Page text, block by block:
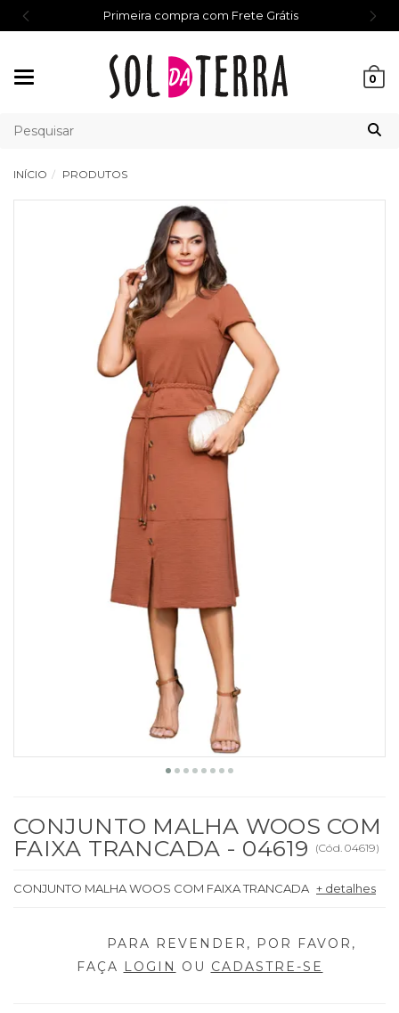
Primeira compra com Frete Grátis
0
INÍCIO PRODUTOS
CONJUNTO MALHA WOOS COM
FAIXA TRANCADA - 04619
(Cód.04619)
CONJUNTO MALHA WOOS COM FAIXA TRANCADA + detalhes
FAÇA LOGIN OU CADASTRE-SE